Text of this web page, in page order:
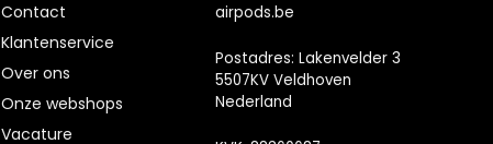
Contact
Klantenservice
Over ons
Onze webshops
Vacature
airpods.be
Postadres: Lakenvelder 3
5507KV Veldhoven
Nederland